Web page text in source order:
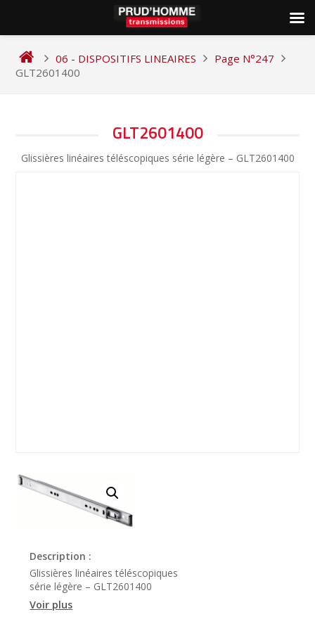
content
06 - DISPOSITIFS LINEAIRES
Page N°247
GLT2601400
GLT2601400
Glissières linéaires téléscopiques série légère – GLT2601400
Description :
Glissières linéaires téléscopiques
série légère – GLT2601400
Voir plus
DE